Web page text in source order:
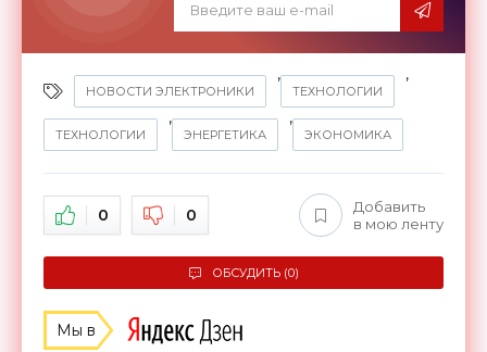
НОВОСТИ ЭЛЕКТРОНИКИ
,
ТЕХНОЛОГИИ
,
ТЕХНОЛОГИИ
,
ЭНЕРГЕТИКА
,
ЭКОНОМИКА
0 0
Добавить
в мою ленту
ОБСУДИТЬ (0)
Мы в